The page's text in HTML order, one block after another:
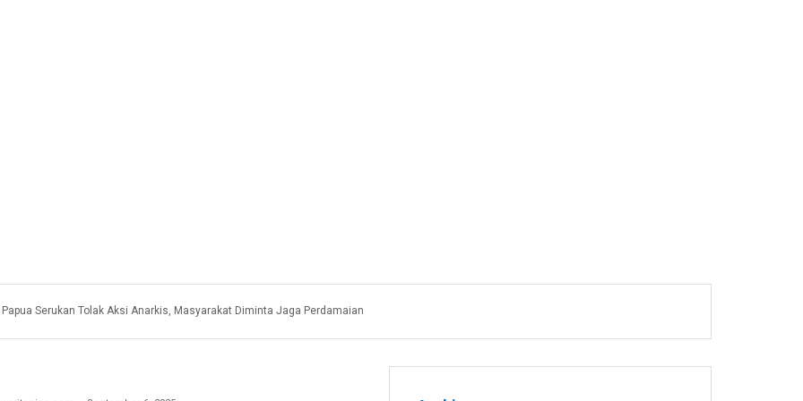
Papua Serukan Tolak Aksi Anarkis, Masyarakat Diminta Jaga Perdamaian